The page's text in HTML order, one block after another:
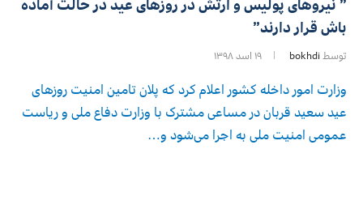
” نیروهای پولیس و ارتش در روزهای عید در حالت آماده
باش قرار دارند”
توسط bokhdi ۱۹ اسد ۱۳۹۸
وزارت امور داخله کشور اعلام کرد که پلان تامین امنیت روزهای
عید سعید قربان در مساعی مشترک با وزارت دفاع ملی و ریاست
عمومی امنیت ملی به اجرا می‌شود و…